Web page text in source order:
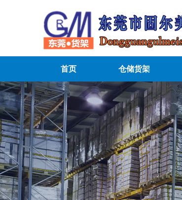
首页 仓储货架